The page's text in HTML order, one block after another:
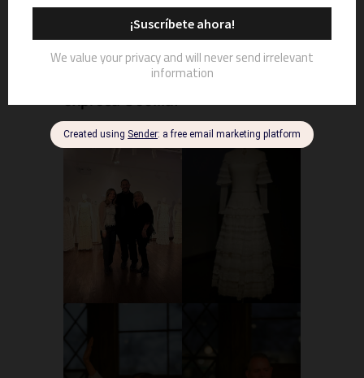
“Continuar este legado es llevar
una herencia de feminidad,
artesanía y sensibilidad hacia
una visión contemporánea”,
expresa Cecilia.